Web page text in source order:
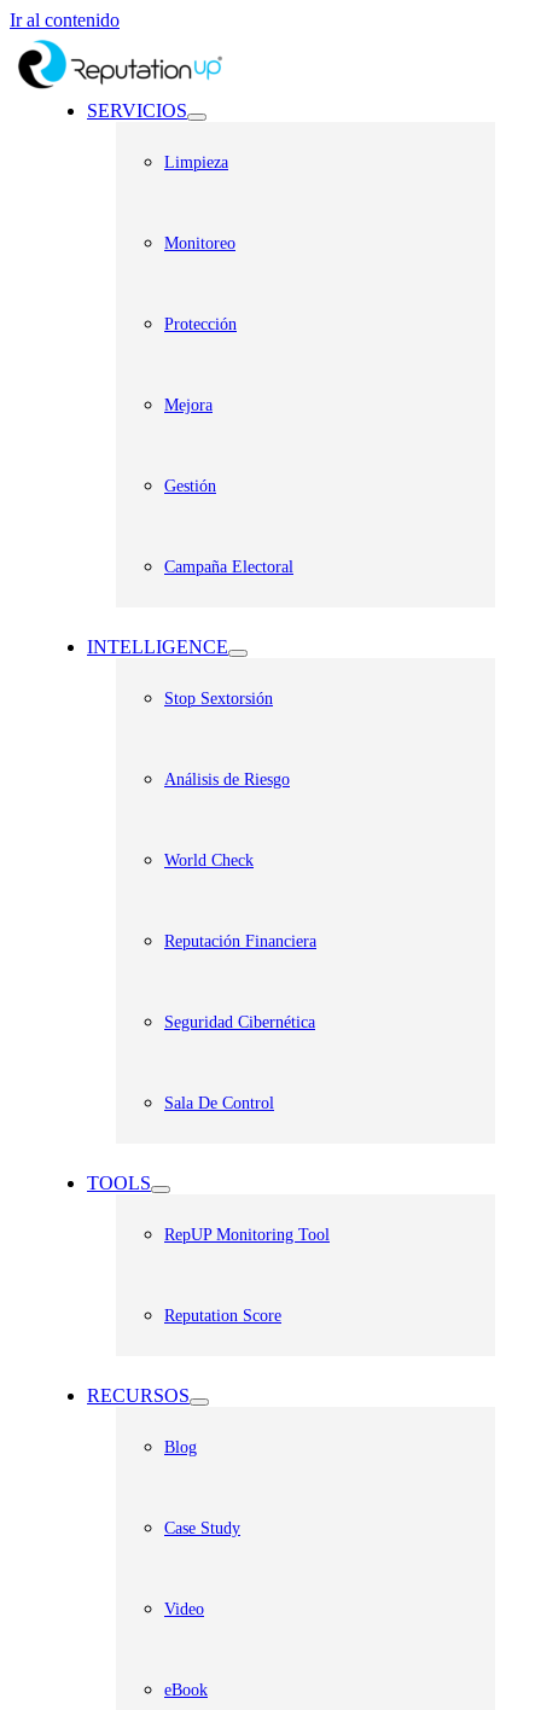
Ir al contenido
SERVICIOS
Limpieza
Monitoreo
Protección
Mejora
Gestión
Campaña Electoral
INTELLIGENCE
Stop Sextorsión
Análisis de Riesgo
World Check
Reputación Financiera
Seguridad Cibernética
Sala De Control
TOOLS
RepUP Monitoring Tool
Reputation Score
RECURSOS
Blog
Case Study
Video
eBook